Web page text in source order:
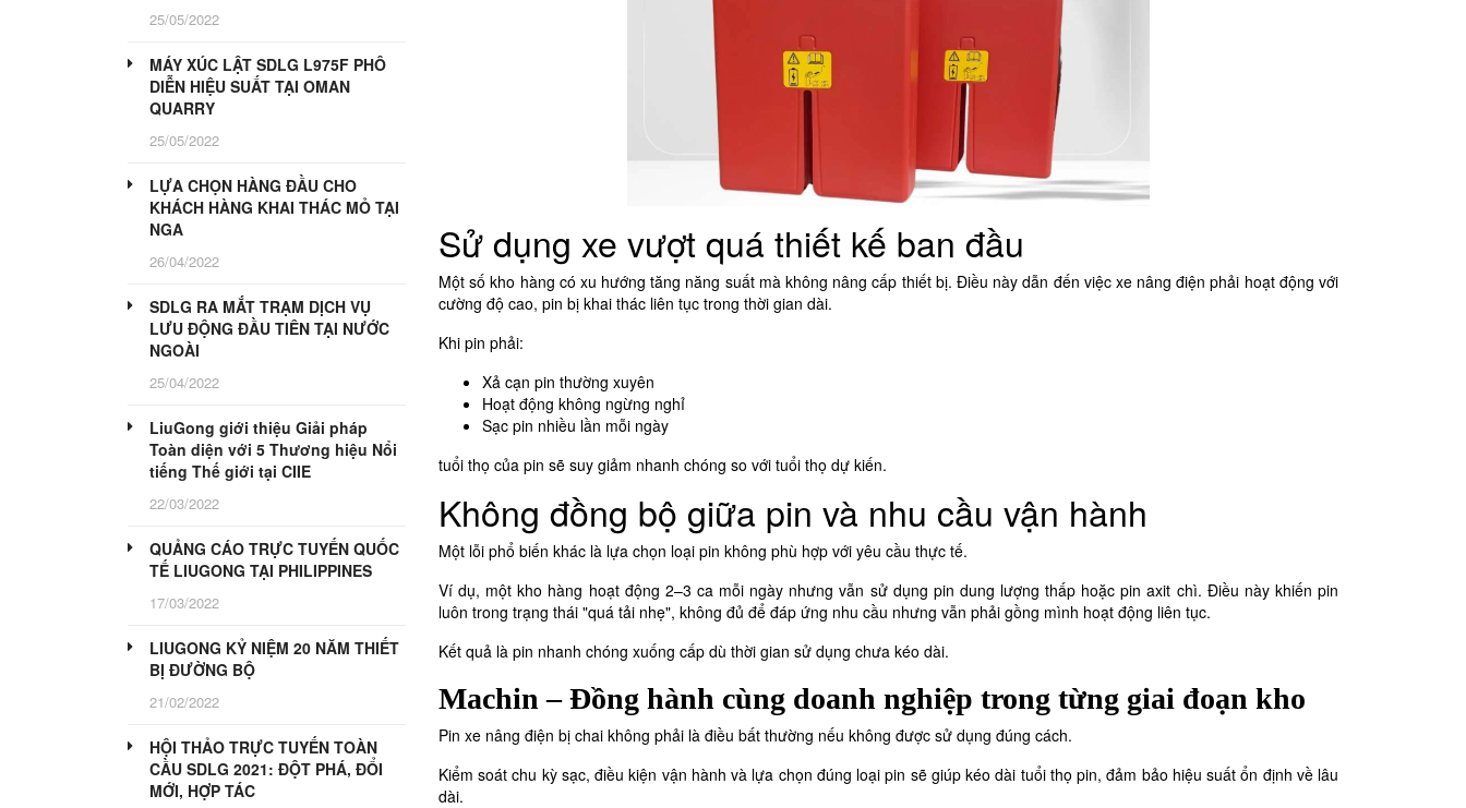
Sử dụng xe vượt quá thiết kế ban đầu
Một số kho hàng có xu hướng tăng năng suất mà không nâng cấp thiết bị. Điều này dẫn đến việc xe nâng điện phải hoạt động với
cường độ cao, pin bị khai thác liên tục trong thời gian dài.
Khi pin phải:
Xả cạn pin thường xuyên
Hoạt động không ngừng nghỉ
Sạc pin nhiều lần mỗi ngày
tuổi thọ của pin sẽ suy giảm nhanh chóng so với tuổi thọ dự kiến.
Không đồng bộ giữa pin và nhu cầu vận hành
Một lỗi phổ biến khác là lựa chọn loại pin không phù hợp với yêu cầu thực tế.
Ví dụ, một kho hàng hoạt động 2–3 ca mỗi ngày nhưng vẫn sử dụng pin dung lượng thấp hoặc pin axit chì. Điều này khiến pin
luôn trong trạng thái "quá tải nhẹ", không đủ để đáp ứng nhu cầu nhưng vẫn phải gồng mình hoạt động liên tục.
Kết quả là pin nhanh chóng xuống cấp dù thời gian sử dụng chưa kéo dài.
Machin – Đồng hành cùng doanh nghiệp trong từng giai đoạn kho
Pin xe nâng điện bị chai không phải là điều bất thường nếu không được sử dụng đúng cách.
Kiểm soát chu kỳ sạc, điều kiện vận hành và lựa chọn đúng loại pin sẽ giúp kéo dài tuổi thọ pin, đảm bảo hiệu suất ổn định về lâu
dài.
25/05/2022
MÁY XÚC LẬT SDLG L975F PHÔ
DIỄN HIỆU SUẤT TẠI OMAN
QUARRY
25/05/2022
LỰA CHỌN HÀNG ĐẦU CHO
KHÁCH HÀNG KHAI THÁC MỎ TẠI
NGA
26/04/2022
SDLG RA MẮT TRẠM DỊCH VỤ
LƯU ĐỘNG ĐẦU TIÊN TẠI NƯỚC
NGOÀI
25/04/2022
LiuGong giới thiệu Giải pháp
Toàn diện với 5 Thương hiệu Nổi
tiếng Thế giới tại CIIE
22/03/2022
QUẢNG CÁO TRỰC TUYẾN QUỐC
TẾ LIUGONG TẠI PHILIPPINES
17/03/2022
LIUGONG KỶ NIỆM 20 NĂM THIẾT
BỊ ĐƯỜNG BỘ
21/02/2022
HỘI THẢO TRỰC TUYẾN TOÀN
CẦU SDLG 2021: ĐỘT PHÁ, ĐỔI
MỚI, HỢP TÁC